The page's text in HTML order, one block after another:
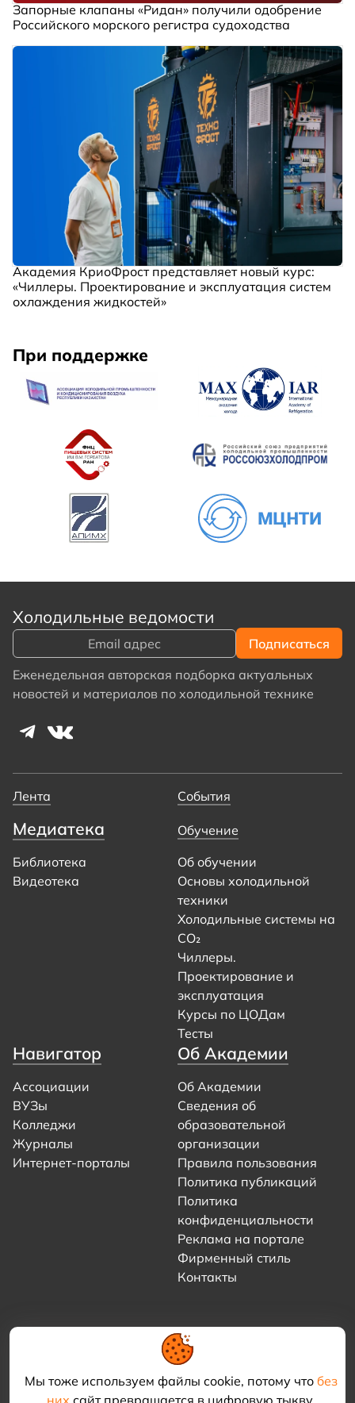
Запорные клапаны «Ридан» получили одобрение
Российского морского регистра судоходства
Академия КриоФрост представляет новый курс:
«Чиллеры. Проектирование и эксплуатация систем
охлаждения жидкостей»
Мы тоже используем файлы cookie, потому что без
При поддержке
Холодильные ведомости
Еженедельная авторская подборка актуальных
новостей и материалов по холодильной технике
Лента События
Медиатека
Библиотека
Видеотека
Обучение
Об обучении
Основы холодильной
техники
Холодильные системы на
CO₂
Чиллеры.
Проектирование и
эксплуатация
Курсы по ЦОДам
Тесты
Навигатор
Ассоциации
ВУЗы
Колледжи
Журналы
Интернет-порталы
Об Академии
Об Академии
Сведения об
образовательной
организации
Правила пользования
Политика публикаций
Политика
конфиденциальности
Реклама на портале
Фирменный стиль
Контакты